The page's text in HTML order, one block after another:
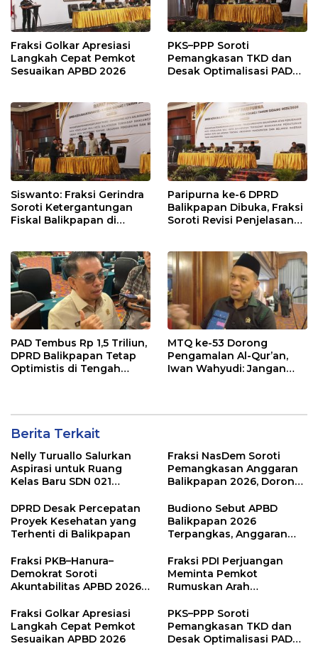
Fraksi Golkar Apresiasi
Langkah Cepat Pemkot
Sesuaikan APBD 2026
PKS–PPP Soroti
Pemangkasan TKD dan
Desak Optimalisasi PAD
Siswanto: Fraksi Gerindra
Soroti Ketergantungan
Fiskal Balikpapan di
Paripurna ke-6 DPRD
Balikpapan Dibuka, Fraksi
Soroti Revisi Penjelasan
PAD Tembus Rp 1,5 Triliun,
DPRD Balikpapan Tetap
Optimistis di Tengah
MTQ ke-53 Dorong
Pengamalan Al-Qur’an,
Iwan Wahyudi: Jangan
Berita Terkait
Nelly Turuallo Salurkan
Aspirasi untuk Ruang
Kelas Baru SDN 021
Fraksi NasDem Soroti
Pemangkasan Anggaran
Balikpapan 2026, Dorong
Publik
DPRD Desak Percepatan
Proyek Kesehatan yang
Terhenti di Balikpapan
Budiono Sebut APBD
Balikpapan 2026
Terpangkas, Anggaran
Fraksi PKB–Hanura–
Demokrat Soroti
Akuntabilitas APBD 2026
Pengawasan Belanja
Modal
Fraksi PDI Perjuangan
Meminta Pemkot
Rumuskan Arah
Terukur sebagai
Penyangga IKN
Fraksi Golkar Apresiasi
Langkah Cepat Pemkot
Sesuaikan APBD 2026
PKS–PPP Soroti
Pemangkasan TKD dan
Desak Optimalisasi PAD